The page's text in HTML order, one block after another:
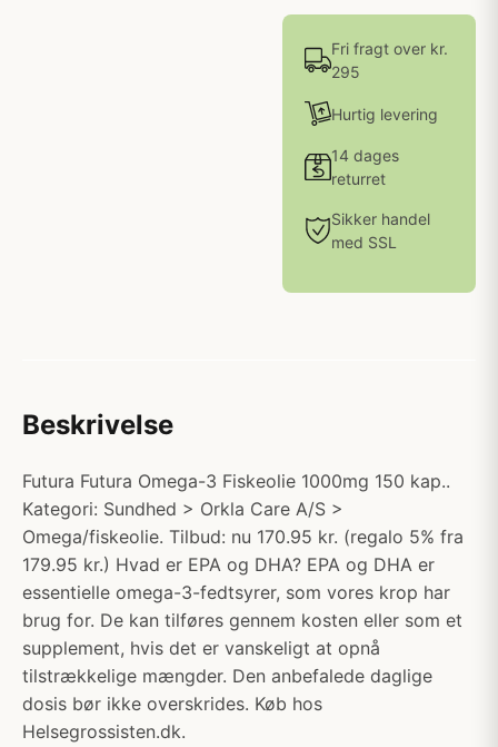
Fri fragt over kr.
295
Hurtig levering
14 dages
returret
Sikker handel
med SSL
Beskrivelse
Futura Futura Omega-3 Fiskeolie 1000mg 150 kap..
Kategori: Sundhed > Orkla Care A/S >
Omega/fiskeolie. Tilbud: nu 170.95 kr. (regalo 5% fra
179.95 kr.) Hvad er EPA og DHA? EPA og DHA er
essentielle omega-3-fedtsyrer, som vores krop har
brug for. De kan tilføres gennem kosten eller som et
supplement, hvis det er vanskeligt at opnå
tilstrækkelige mængder. Den anbefalede daglige
dosis bør ikke overskrides. Køb hos
Helsegrossisten.dk.